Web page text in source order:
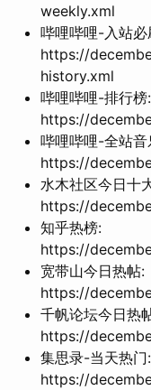
weekly.xml
哔哩哔哩-入站必
https://
history.xml
哔哩哔哩-排行榜:
https://
哔哩哔哩-全站音
https://
水木社区今日十
https://
知乎热榜:
https://
宽带山今日热帖:
https://
千帆论坛今日热
https://
集思录-当天热门:
https://